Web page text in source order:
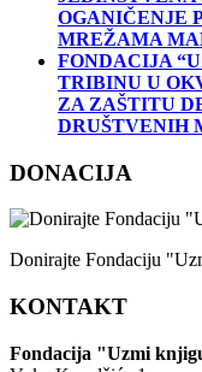
OGANIČENJE
MREŽAMA
FONDACIJA
TRIBINU U
ZA ZAŠTITU
DRUŠTVENIH
DONACIJA
Donirajte Fondaciju
KONTAKT
Fondacija "Uzmi